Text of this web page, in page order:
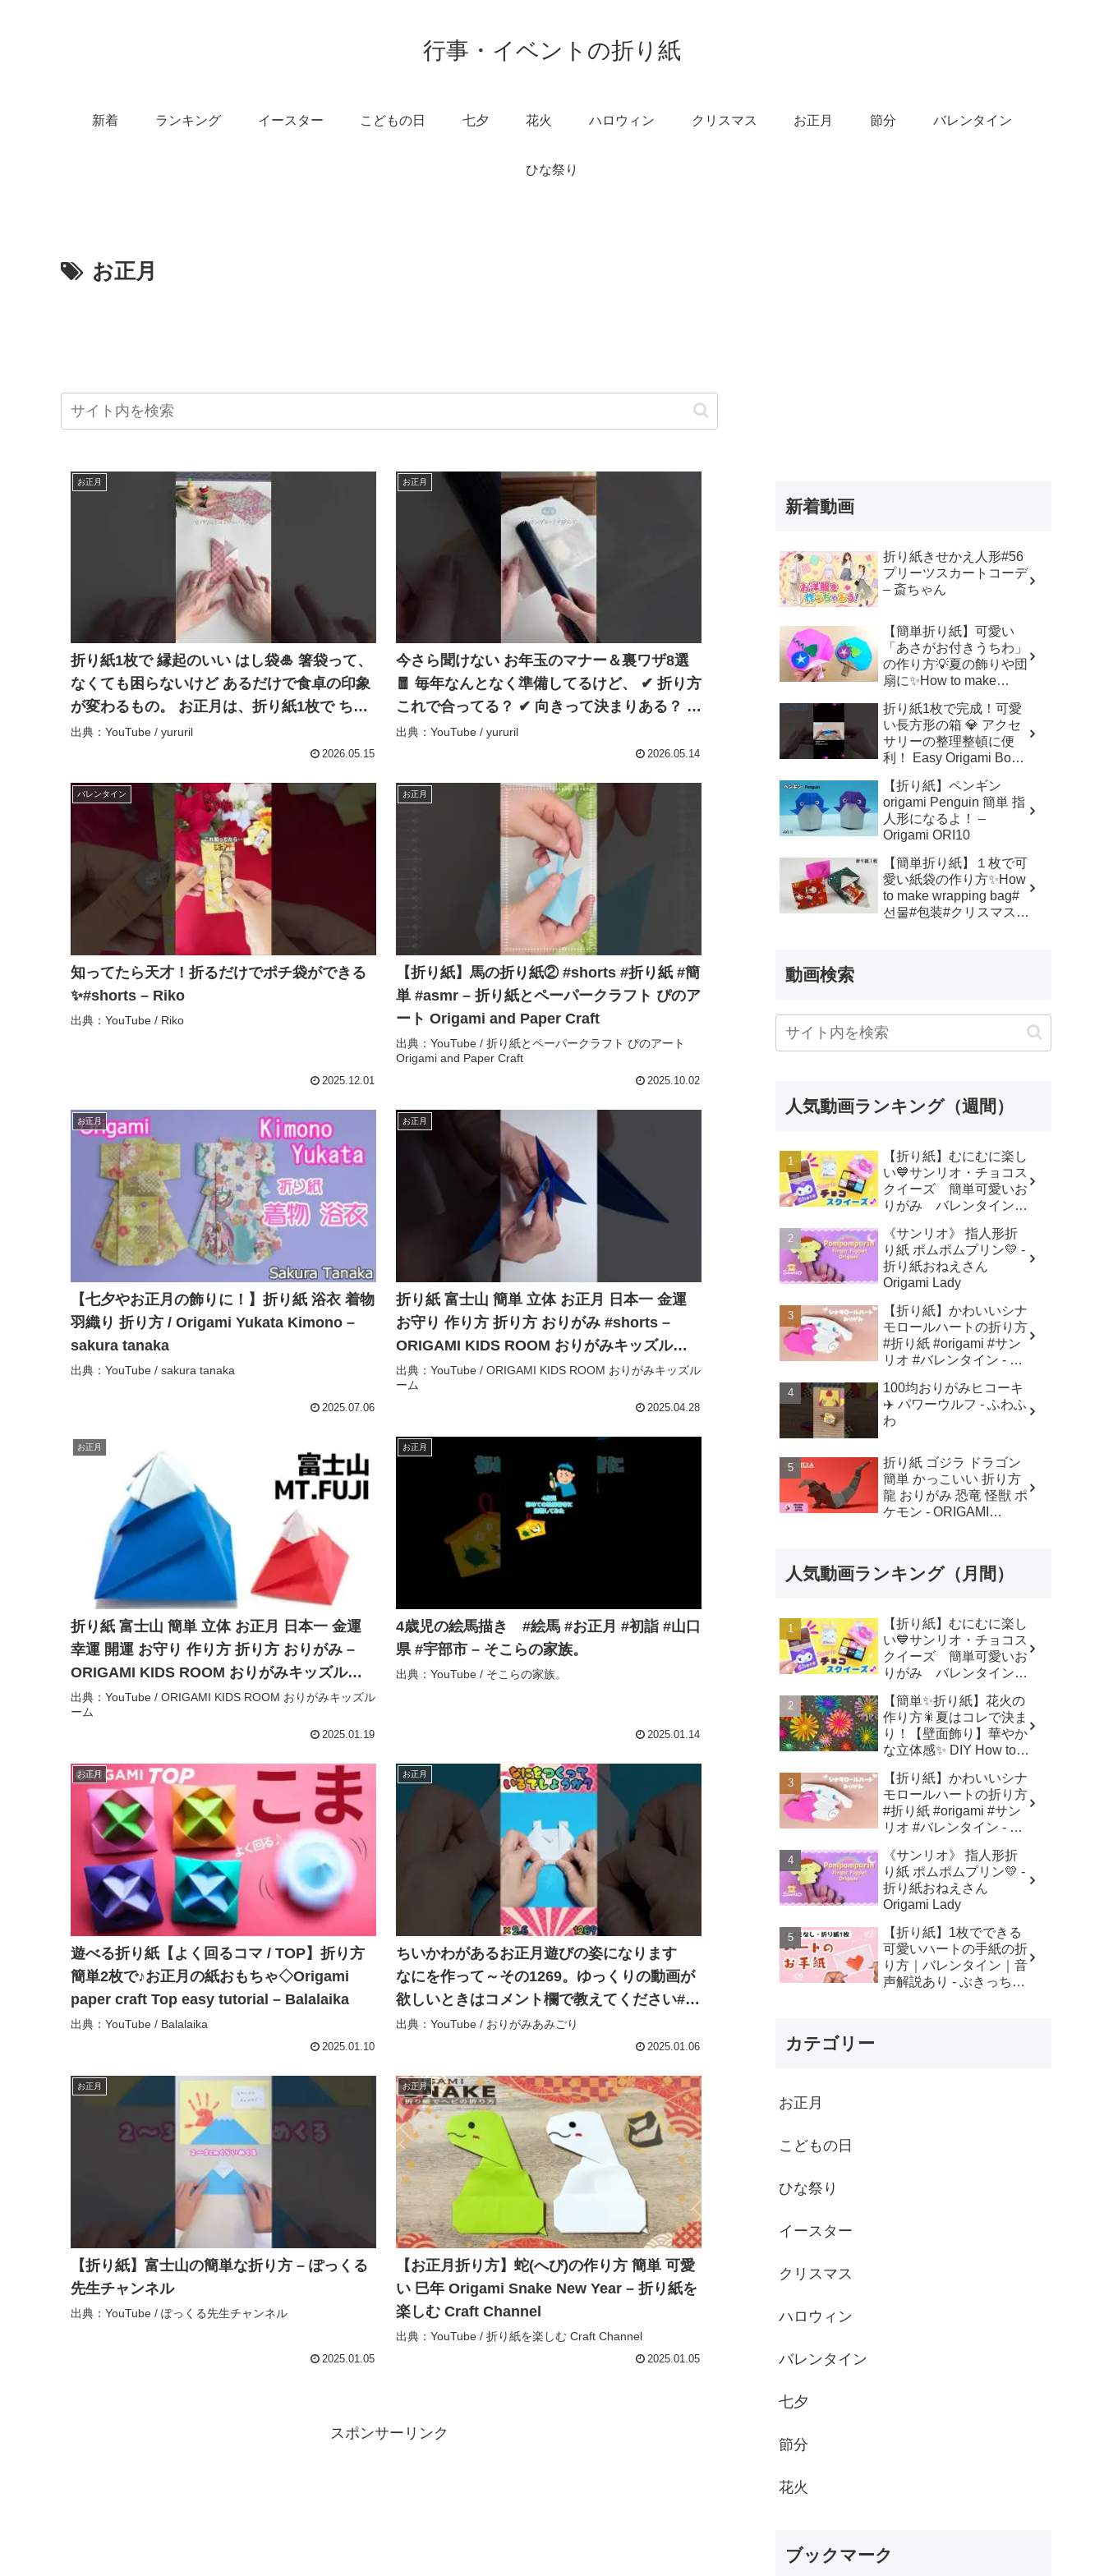
行事・イベントの折り紙
新着 ランキング イースター こどもの日 七夕 花火 ハロウィン クリスマス お正月 節分 バレンタイン
ひな祭り
お正月
お正月
折り紙1枚で 縁起のいい はし袋🎍 箸袋って、
なくても困らないけど あるだけで食卓の印象
が変わるもの。 お正月は、折り紙1枚で ちょ
っとだけ手をかけてみるのもいいかも🎍 派手
出典：YouTube / yururil
2026.05.15
お正月
今さら聞けない お年玉のマナー＆裏ワザ8選
🧧 毎年なんとなく準備してるけど、 ✔ 折り方
これで合ってる？ ✔ 向きって決まりある？ っ
て、実はちょっと不安になりがち。 年に一度
出典：YouTube / yururil
2026.05.14
バレンタイン
知ってたら天才！折るだけでポチ袋ができる
✨#shorts – Riko
出典：YouTube / Riko
2025.12.01
お正月
【折り紙】馬の折り紙② #shorts #折り紙 #簡
単 #asmr – 折り紙とペーパークラフト ぴのア
ート Origami and Paper Craft
出典：YouTube / 折り紙とペーパークラフト ぴのアート
Origami and Paper Craft
2025.10.02
お正月
【七夕やお正月の飾りに！】折り紙 浴衣 着物
羽織り 折り方 / Origami Yukata Kimono –
sakura tanaka
出典：YouTube / sakura tanaka
2025.07.06
お正月
折り紙 富士山 簡単 立体 お正月 日本一 金運
お守り 作り方 折り方 おりがみ #shorts –
ORIGAMI KIDS ROOM おりがみキッズルー
ム
出典：YouTube / ORIGAMI KIDS ROOM おりがみキッズル
ーム
2025.04.28
お正月
折り紙 富士山 簡単 立体 お正月 日本一 金運
幸運 開運 お守り 作り方 折り方 おりがみ –
ORIGAMI KIDS ROOM おりがみキッズルー
ム
出典：YouTube / ORIGAMI KIDS ROOM おりがみキッズル
ーム
2025.01.19
お正月
4歳児の絵馬描き #絵馬 #お正月 #初詣 #山口
県 #宇部市 – そこらの家族。
出典：YouTube / そこらの家族。
2025.01.14
お正月
遊べる折り紙【よく回るコマ / TOP】折り方
簡単2枚で♪お正月の紙おもちゃ◇Origami
paper craft Top easy tutorial – Balalaika
出典：YouTube / Balalaika
2025.01.10
お正月
ちいかわがあるお正月遊びの姿になります
なにを作って～その1269。ゆっくりの動画が
欲しいときはコメント欄で教えてください#簡
単な折り紙 #折り紙 – おりがみあみごり
出典：YouTube / おりがみあみごり
2025.01.06
お正月
【折り紙】富士山の簡単な折り方 – ぽっくる
先生チャンネル
出典：YouTube / ぽっくる先生チャンネル
2025.01.05
お正月
【お正月折り方】蛇(へび)の作り方 簡単 可愛
い 巳年 Origami Snake New Year – 折り紙を
楽しむ Craft Channel
出典：YouTube / 折り紙を楽しむ Craft Channel
2025.01.05
スポンサーリンク
新着動画
折り紙きせかえ人形#56
プリーツスカートコーデ
– 斎ちゃん
【簡単折り紙】可愛い
「あさがお付きうちわ」
の作り方💡夏の飾りや団
扇に✨How to make
紙 扇子 | 종이접기 부채
｜Easy Craft – Origami
hana’s channel
折り紙1枚で完成！可愛
い長方形の箱 💎 アクセ
サリーの整理整頓に便
利！ Easy Origami Box |
子 クリスマス 箱 は
こ – Origami hana’s
channel
【折り紙】ペンギン
origami Penguin 簡単 指
人形になるよ！ –
Origami ORI10
【簡単折り紙】１枚で可
愛い紙袋の作り方✨How
to make wrapping bag#
선물#包装#クリスマス#
動画検索
人気動画ランキング（週間）
【折り紙】むにむに楽し
い💙サンリオ・チョコス
クイーズ 簡単可愛いお
りがみ バレンタイン
sanrio - SodaCatOrigami
楽しい折り紙♪
《サンリオ》 指人形折
り紙 ポムポムプリン💛 -
折り紙おねえさん
Origami Lady
【折り紙】かわいいシナ
モロールハートの折り方
#折り紙 #origami #サン
リオ #バレンタイン - 折
Lady
100均おりがみヒコーキ
✈️ パワーウルフ - ふわふ
わ
折り紙 ゴジラ ドラゴン
簡単 かっこいい 折り方
龍 おりがみ 恐竜 怪獣 ポ
ケモン - ORIGAMI
人気動画ランキング（月間）
【折り紙】むにむに楽し
い💙サンリオ・チョコス
クイーズ 簡単可愛いお
りがみ バレンタイン
sanrio - SodaCatOrigami
楽しい折り紙♪
【簡単✨折り紙】花火の
作り方🎇夏はコレで決ま
り！【壁面飾り】華やか
な立体感✨ DIY How to
fireworks.paper craft - は
なみこと
【折り紙】かわいいシナ
モロールハートの折り方
#折り紙 #origami #サン
リオ #バレンタイン - 折
Lady
《サンリオ》 指人形折
り紙 ポムポムプリン💛 -
折り紙おねえさん
Origami Lady
【折り紙】1枚でできる
可愛いハートの手紙の折
り方｜バレンタイン｜音
声解説あり - ぶきっちょ
カテゴリー
お正月
こどもの日
ひな祭り
イースター
クリスマス
ハロウィン
バレンタイン
七夕
節分
花火
ブックマーク